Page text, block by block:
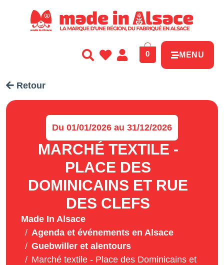
0 MENU
Retour
Du 01/01/2026 au 31/12/2026
MARCHÉ TEXTILE -
PLACE DES
DOMINICAINS ET RUE
DES CLEFS
Made In Alsace
Agenda et événements en Alsace
Guebwiller et alentours
Marché textile - Place des Dominicains et